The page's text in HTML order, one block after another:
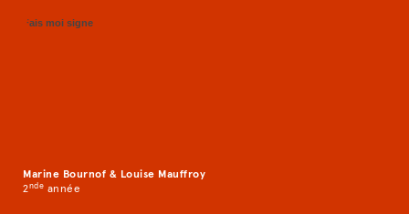
Fais moi signe
Marine Bournof & Louise Mauffroy
2nde année